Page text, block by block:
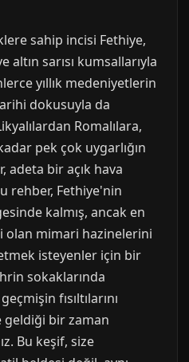
sahip incisi Fethiye,
sarısı kumsallarıyla
yıllık medeniyetlerin
dokusuyla da
Romalılara,
pek çok uygarlığın
adeta bir açık hava
rehber, Fethiye'nin
kalmış, ancak en
olan mimari hazinelerini
isteyenler için bir
sokaklarında
fısıltılarını
geldiği bir zaman
Bu keşif, size